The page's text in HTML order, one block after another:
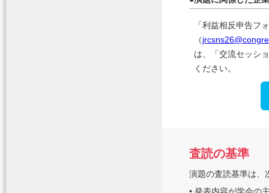
「利益相反申告フ
（
は、「交流セッシ
ください。
査読の基準
演題の査読基準は、